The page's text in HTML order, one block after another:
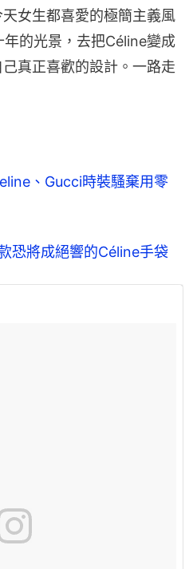
女生都喜愛的極簡主義風
的光景，去把Céline變成
真正喜歡的設計。一路走
、Gucci時裝騷棄用零
恐將成絕響的Céline手袋​